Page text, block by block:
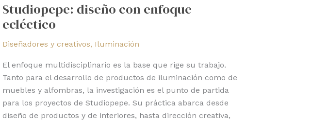
Studiopepe: diseño con enfoque
ecléctico
Diseñadores y creativos, Iluminación
El enfoque multidisciplinario es la base que rige su trabajo.
Tanto para el desarrollo de productos de iluminación como de
muebles y alfombras, la investigación es el punto de partida
para los proyectos de Studiopepe. Su práctica abarca desde
diseño de productos y de interiores, hasta dirección creativa,
con
enfoque